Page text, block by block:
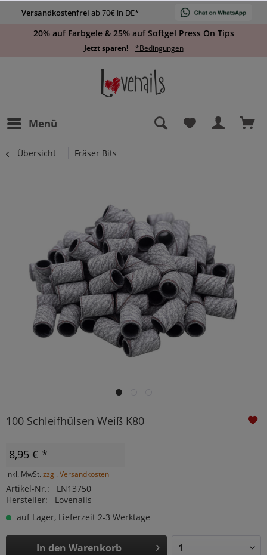
Versandkostenfrei ab 70€ in DE*
20% auf Farbgele & 25% auf Softgel Press On Tips
Jetzt sparen! *Bedingungen
Menü
Übersicht Fräser Bits
100 Schleifhülsen Weiß K80
8,95 € *
inkl. MwSt. zzgl. Versandkosten
Artikel-Nr.:
LN13750
Hersteller:
Lovenails
auf Lager, Lieferzeit 2-3 Werktage
In den Warenkorb